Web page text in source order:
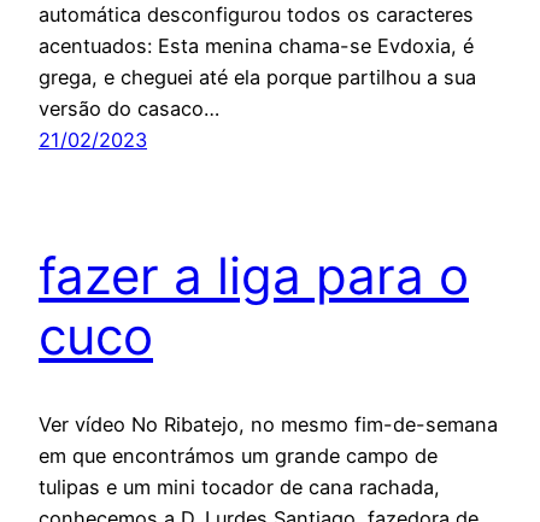
automática desconfigurou todos os caracteres
acentuados: Esta menina chama-se Evdoxia, é
grega, e cheguei até ela porque partilhou a sua
versão do casaco…
21/02/2023
fazer a liga para o
cuco
Ver vídeo No Ribatejo, no mesmo fim-de-semana
em que encontrámos um grande campo de
tulipas e um mini tocador de cana rachada,